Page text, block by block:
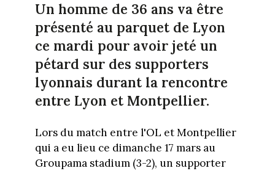
Un homme de 36 ans va être
présenté au parquet de Lyon
ce mardi pour avoir jeté un
pétard sur des supporters
lyonnais durant la rencontre
entre Lyon et Montpellier.
Lors du match entre l'OL et Montpellier
qui a eu lieu ce dimanche 17 mars au
Groupama stadium (3-2), un supporter